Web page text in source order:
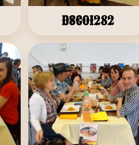
DSC01282